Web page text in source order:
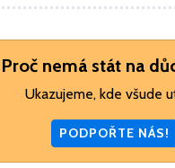
Proč nemá stát na
Ukazujeme, kde všude
PODPOŘTE NÁS!